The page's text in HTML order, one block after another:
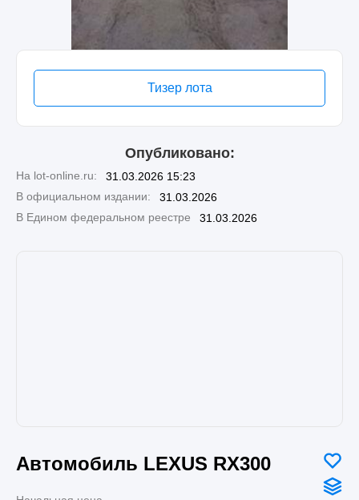
Тизер лота
Опубликовано:
На lot-online.ru:
31.03.2026 15:23
В официальном издании:
31.03.2026
В Едином федеральном реестре
31.03.2026
Автомобиль LEXUS RX300